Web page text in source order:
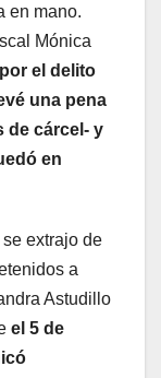
en mano.
Mónica
el delito
una pena
de cárcel- y
en
extrajo de
a
Astudillo
el 5 de